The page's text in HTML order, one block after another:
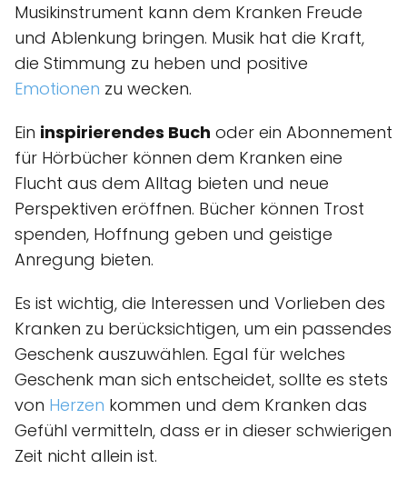
Musikinstrument kann dem Kranken Freude
und Ablenkung bringen. Musik hat die Kraft,
die Stimmung zu heben und positive
Emotionen zu wecken.
Ein inspirierendes Buch oder ein Abonnement
für Hörbücher können dem Kranken eine
Flucht aus dem Alltag bieten und neue
Perspektiven eröffnen. Bücher können Trost
spenden, Hoffnung geben und geistige
Anregung bieten.
Es ist wichtig, die Interessen und Vorlieben des
Kranken zu berücksichtigen, um ein passendes
Geschenk auszuwählen. Egal für welches
Geschenk man sich entscheidet, sollte es stets
von Herzen kommen und dem Kranken das
Gefühl vermitteln, dass er in dieser schwierigen
Zeit nicht allein ist.